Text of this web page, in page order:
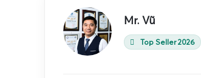
Mr. Vũ
Top Seller 2026